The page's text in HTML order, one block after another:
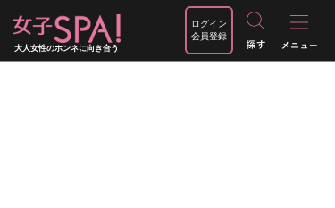
大人女性のホンネに向き合う
ログイン
会員登録